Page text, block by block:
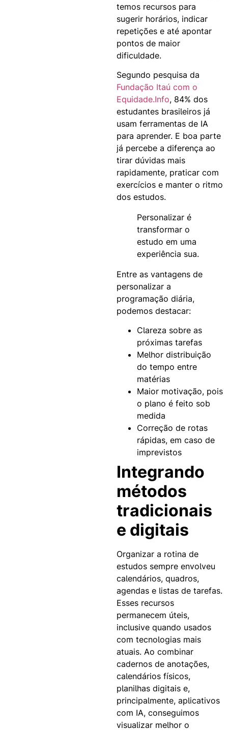
temos recursos para
sugerir horários, indicar
repetições e até apontar
pontos de maior
dificuldade.
Segundo pesquisa da
Fundação Itaú com o
Equidade.Info, 84% dos
estudantes brasileiros já
usam ferramentas de IA
para aprender. E boa parte
já percebe a diferença ao
tirar dúvidas mais
rapidamente, praticar com
exercícios e manter o ritmo
dos estudos.
Personalizar é
transformar o
estudo em uma
experiência sua.
Entre as vantagens de
personalizar a
programação diária,
podemos destacar:
Clareza sobre as
próximas tarefas
Melhor distribuição
do tempo entre
matérias
Maior motivação, pois
o plano é feito sob
medida
Correção de rotas
rápidas, em caso de
imprevistos
Integrando
métodos
tradicionais
e digitais
Organizar a rotina de
estudos sempre envolveu
calendários, quadros,
agendas e listas de tarefas.
Esses recursos
permanecem úteis,
inclusive quando usados
com tecnologias mais
atuais. Ao combinar
cadernos de anotações,
calendários físicos,
planilhas digitais e,
principalmente, aplicativos
com IA, conseguimos
visualizar melhor o